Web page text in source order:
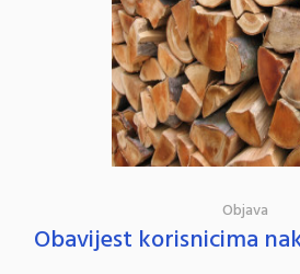
Objava
Obavijest korisnicima